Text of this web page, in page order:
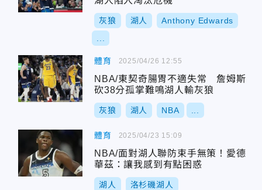
灰狼 湖人 Anthony Edwards
體育
NBA/東契奇腸胃不適失常 詹姆斯
砍38分孤掌難鳴湖人輸灰狼
灰狼 湖人 NBA
2025/04/26 12:55
體育
NBA/面對湖人聯防束手無策！愛德
華茲：讓我感到有點困惑
湖人 洛杉磯湖人
2025/04/23 15:09